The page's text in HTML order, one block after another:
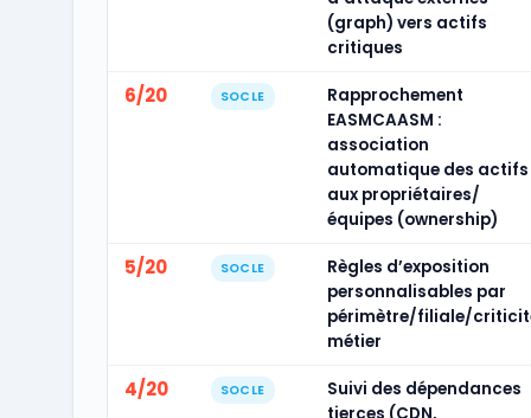
(graph) vers actifs
critiques
6/20 SOCLE
Rapprochement
EASMCAASM :
association
automatique des actifs
aux propriétaires/
équipes (ownership)
5/20 SOCLE
Règles d’exposition
personnalisables par
périmètre/filiale/
métier
4/20 SOCLE
Suivi des dépendances